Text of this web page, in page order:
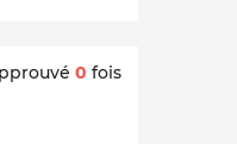
0 fois